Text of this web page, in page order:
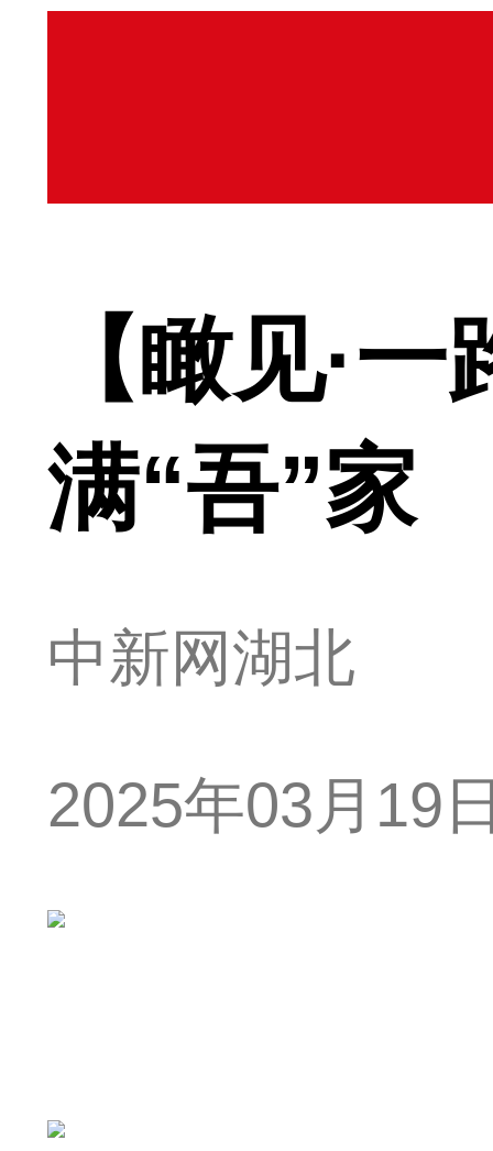
【瞰见·
满“吾”家
中新网湖北
2025年03月19